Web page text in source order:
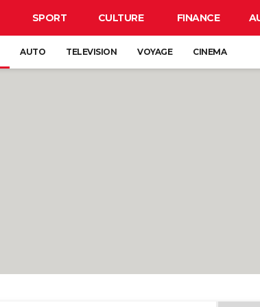
SPORT CULTURE FINANCE
AUTO TELEVISION VOYAGE CINEMA